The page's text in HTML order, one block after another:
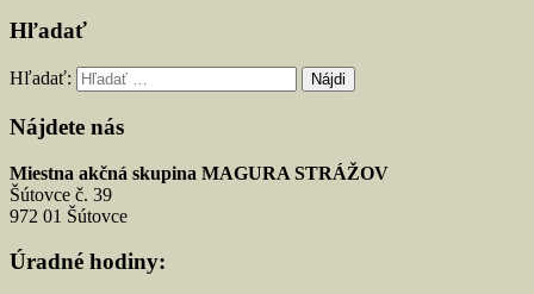
Hľadať
Hľadať:
Nájdete nás
Miestna akčná skupina MAGURA STRÁŽOV
Šútovce č. 39
972 01 Šútovce
Úradné hodiny: